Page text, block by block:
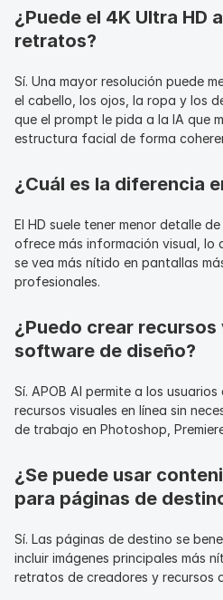
¿Puede el 4K Ultra HD
retratos?
Sí. Una mayor resolución puede
el cabello, los ojos, la ropa y los
que el prompt le pida a la IA que
estructura facial de forma
¿Cuál es la diferencia
El HD suele tener menor detalle
ofrece más información visual, lo
se vea más nítido en pantallas
profesionales.
¿Puedo crear recursos
software de diseño?
Sí. APOB AI permite a los
recursos visuales en línea sin
de trabajo en Photoshop,
¿Se puede usar
para páginas de
Sí. Las páginas de destino se
incluir imágenes principales más
retratos de creadores y recursos